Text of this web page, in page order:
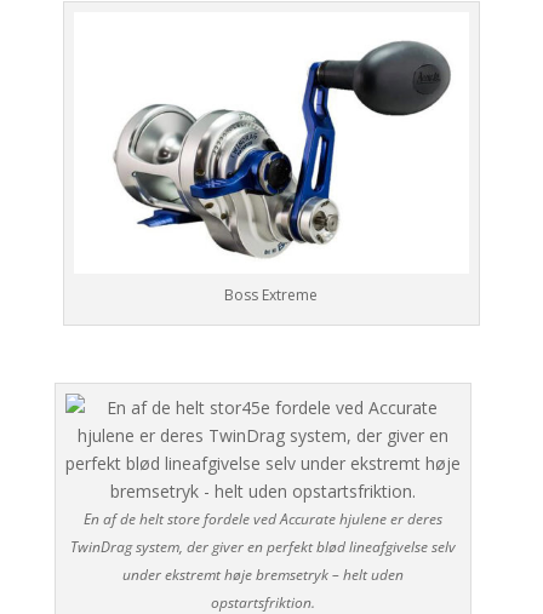
Boss Extreme
En af de helt store fordele ved Accurate hjulene er deres
TwinDrag system, der giver en perfekt blød lineafgivelse selv
under ekstremt høje bremsetryk – helt uden
opstartsfriktion.